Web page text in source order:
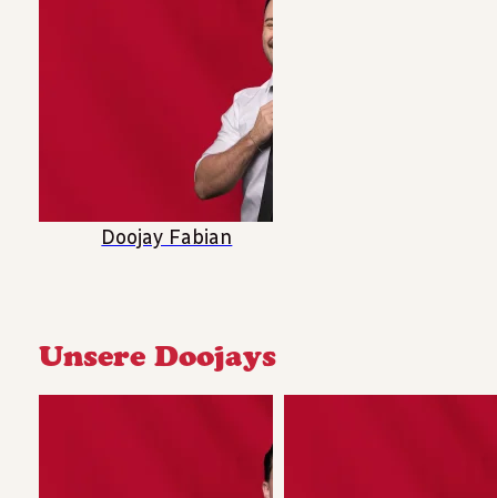
Doojay Fabian
Unsere Doojays